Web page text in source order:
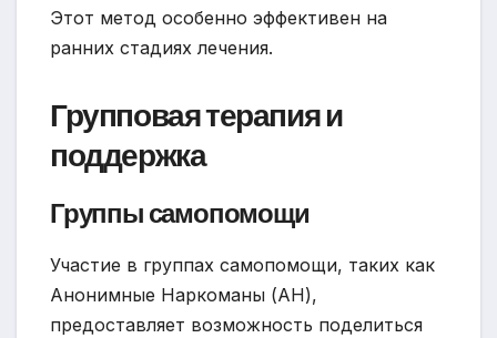
Этот метод особенно эффективен на
ранних стадиях лечения.
Групповая терапия и
поддержка
Группы самопомощи
Участие в группах самопомощи, таких как
Анонимные Наркоманы (АН),
предоставляет возможность поделиться